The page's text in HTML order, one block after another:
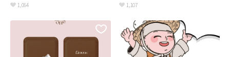
1,064 1,107